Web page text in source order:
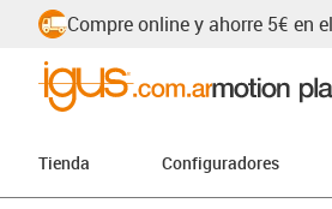
Compre online y ahorre 5€ en
Tienda Configuradores